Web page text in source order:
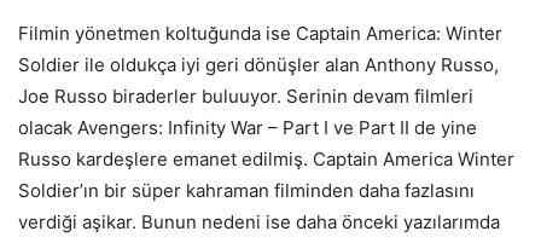
Filmin yönetmen koltuğunda ise Captain America: Winter
Soldier ile oldukça iyi geri dönüşler alan Anthony Russo,
Joe Russo biraderler buluuyor. Serinin devam filmleri
olacak Avengers: Infinity War – Part I ve Part II de yine
Russo kardeşlere emanet edilmiş. Captain America Winter
Soldier’ın bir süper kahraman filminden daha fazlasını
verdiği aşikar. Bunun nedeni ise daha önceki yazılarımda